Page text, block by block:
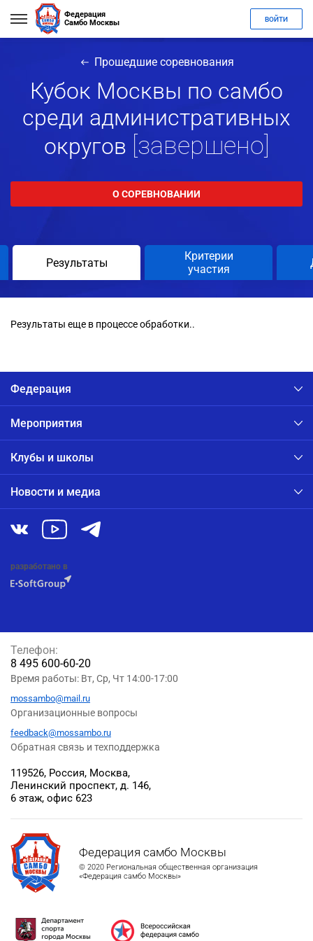
Федерация
Самбо Москвы
ВОЙТИ
Прошедшие соревнования
Кубок Москвы по самбо
среди административных
округов [завершено]
О СОРЕВНОВАНИИ
Результаты
Критерии
участия
Результаты еще в процессе обработки..
Федерация
Мероприятия
Клубы и школы
Новости и медиа
разработано в
Федерация самбо Москвы
© 2020 Региональная общественная организация
«Федерация самбо Москвы»
119526, Россия, Москва,
Ленинский проспект, д. 146,
6 этаж, офис 623
Телефон:
8 495 600-60-20
Время работы: Вт, Ср, Чт 14:00-17:00
mossambo@mail.ru
Организационные вопросы
feedback@mossambo.ru
Обратная связь и техподдержка